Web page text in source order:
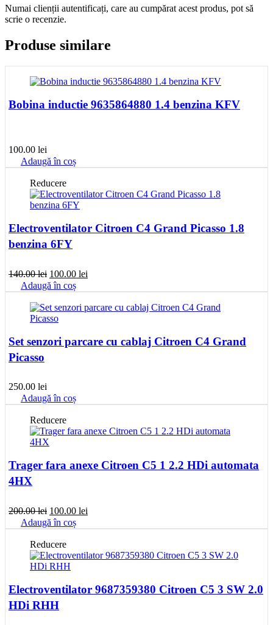
Numai clienții autentificați, care au cumpărat acest produs, pot să
scrie o recenzie.
Produse similare
Bobina inductie 9635864880 1.4 benzina KFV
100.00 lei
Adaugă în coș
Reducere
Electroventilator Citroen C4 Grand Picasso 1.8
benzina 6FY
140.00lei Prețul
inițial
a
fost:
140.00 lei.
100.00 lei
este:
100.00 lei.
Adaugă în coș
Set senzori parcare cu cablaj Citroen C4 Grand
Picasso
250.00 lei
Adaugă în coș
Reducere
Trager fara anexe Citroen C5 1 2.2 HDi automata
4HX
200.00lei Prețul
inițial
a
fost:
200.00 lei.
100.00 lei
este:
Adaugă în coș
Reducere
Electroventilator 9687359380 Citroen C5 3 SW 2.0
HDi RHH